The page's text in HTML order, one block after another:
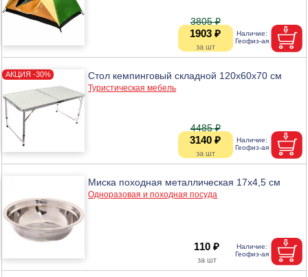
1903 ₽
3805 ₽
Стол кемпинговый складной 120х60х70 см
Туристическая мебель
3140 ₽
4485 ₽
Миска походная металлическая 17х4,5 см
Одноразовая и походная посуда
110 ₽